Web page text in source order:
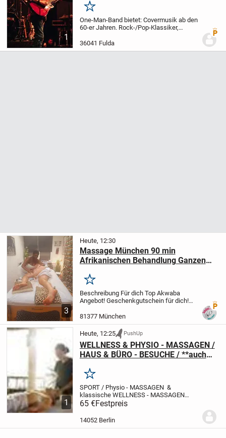
1
Merken
One-Man-Band bietet: Covermusik ab den
60-er Jahren. Rock-/Pop-Klassiker,
850 Titel. Auch Open-Air. Egal ob als
Begleit-/Hintergrundmusik, Hauptact
36041 Fulda
3
Heute, 12:30
Massage München 90 min
Afrikanischen Behandlung Ganzen
Merken
Beschreibung Für dich Top Akwaba
Angebot! Geschenkgutschein für dich!
Familie, Freunde, bekannten ! 90 min 110
(Statt 130 ) Afrikanischen Behandlung
Ganzen körper...
81377 München
1
Heute, 12:25 PushUp
WELLNESS & PHYSIO - MASSAGEN /
HAUS & BÜRO - BESUCHE / **auch
Merken
SPORT / Physio - MASSAGEN &
klassische WELLNESS - MASSAGEN
geehrte Damen und Herren !
=============================
Buchen
65 €Festpreis
14052 Berlin